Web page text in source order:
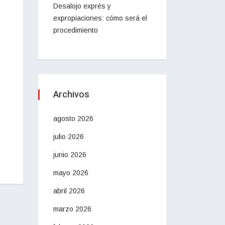
Desalojo exprés y
expropiaciones: cómo será el
procedimiento
Archivos
agosto 2026
julio 2026
junio 2026
mayo 2026
abril 2026
marzo 2026